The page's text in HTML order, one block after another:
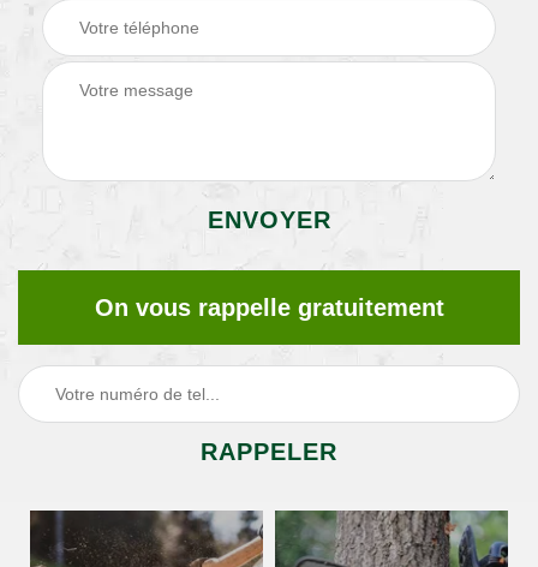
On vous rappelle gratuitement